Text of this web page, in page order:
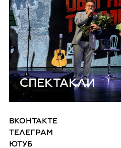
СПЕКТАКЛИ
КОНТАКТЫ
ВКОНТАКТЕ
ТЕЛЕГРАМ
ЮТУБ